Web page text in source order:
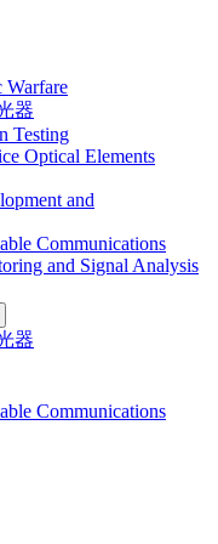
Warfare
器
Testing
Optical Elements
and
Communications
and Signal Analysis
器
Communications